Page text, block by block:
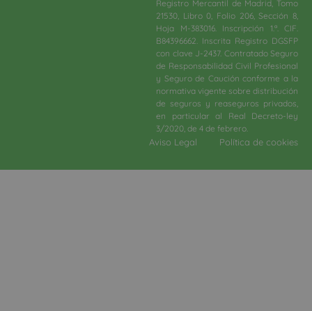
Registro Mercantil de Madrid, Tomo
21530, Libro 0, Folio 206, Sección 8,
Hoja M-383016. Inscripción 1.ª. CIF.
B84396662. Inscrita Registro DGSFP
con clave J-2437. Contratado Seguro
de Responsabilidad Civil Profesional
y Seguro de Caución conforme a la
normativa vigente sobre distribución
de seguros y reaseguros privados,
en particular al Real Decreto-ley
3/2020, de 4 de febrero.​
Aviso Legal Política de cookies